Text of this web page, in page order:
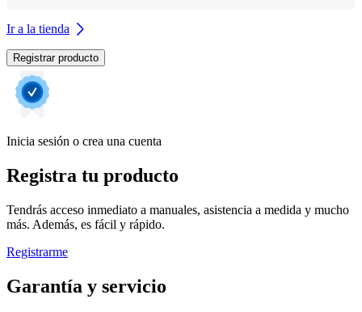
Ir a la tienda
Registrar producto
Inicia sesión o crea una cuenta
Registra tu producto
Tendrás acceso inmediato a manuales, asistencia a medida y mucho
más. Además, es fácil y rápido.
Registrarme
Garantía y servicio